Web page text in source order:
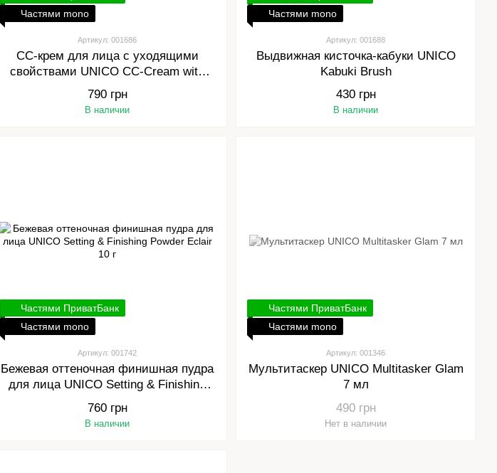
Частями mono
Артикул: 001686
СС-крем для лица с уходящими
свойствами UNICO CC-Cream with
SPF 35 PA++ 30 мл
790 грн
В наличии
Частями mono
Артикул: 001688
Выдвижная кисточка-кабуки UNICO
Kabuki Brush
430 грн
В наличии
Частями ПриватБанк
Частями mono
Артикул: 001742
Бежевая оттеночная финишная пудра
для лица UNICO Setting & Finishing
Powder Eclair 10 г
760 грн
В наличии
Частями ПриватБанк
Частями mono
Артикул: 001346
Мультитаскер UNICO Multitasker Glam
7 мл
490 грн
Нет в наличии